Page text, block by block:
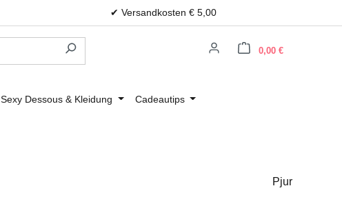
✔ Versandkosten € 5,00
0,00 €
Sexy Dessous & Kleidung Cadeautips
Pjur